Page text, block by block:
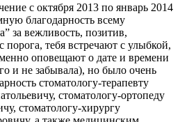
с октября 2013 по январь 2014
благодарность всему
за вежливость, позитив,
порога, тебя встречают с улыбкой,
оповещают о дате и времени
и не забывала), но было очень
стоматологу-терапевту
стоматологу-ортопеду
стоматологу-хирургу